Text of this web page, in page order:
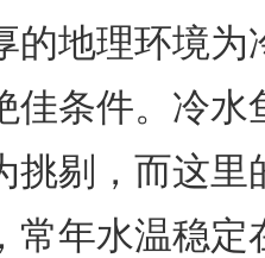
的地理环境为
佳条件。冷水
挑剔，而这里
常年水温稳定